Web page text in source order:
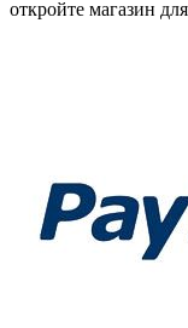
откройте магазин